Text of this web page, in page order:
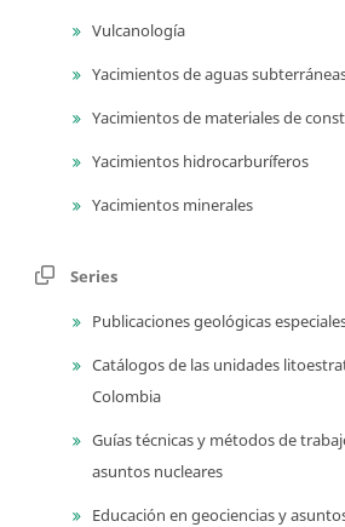
Vulcanología
Yacimientos de aguas
Yacimientos de materiales de
Yacimientos hidrocarburíferos
Yacimientos minerales
Series
Publicaciones geológicas
Catálogos de las unidades
Colombia
Guías técnicas y métodos de
asuntos nucleares
Educación en geociencias y